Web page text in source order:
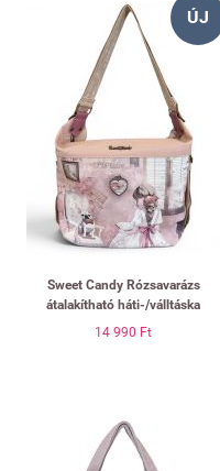
ÚJ
Sweet Candy Rózsavarázs
átalakítható háti-/válltáska
14 990 Ft